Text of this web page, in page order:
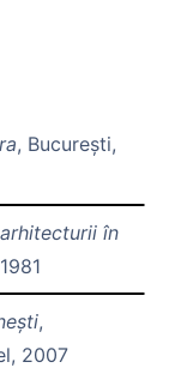
, Bucureşti,
în
,
2007